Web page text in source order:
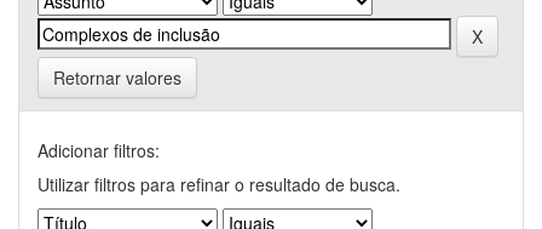
Retornar valores
Adicionar filtros:
Utilizar filtros para refinar o resultado de busca.